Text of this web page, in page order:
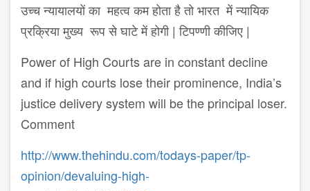
उच्च न्यायालयों का महत्व कम होता है तो भारत में न्यायिक
प्रक्रिया मुख्य रूप से घाटे में होगी | टिपण्णी कीजिए |
Power of High Courts are in constant decline
and if high courts lose their prominence, India’s
justice delivery system will be the principal loser.
Comment
http://www.thehindu.com/todays-paper/tp-
opinion/devaluing-high-